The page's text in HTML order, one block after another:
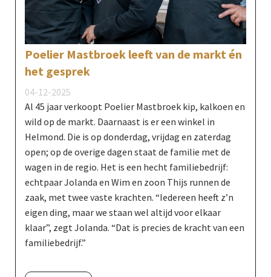
Poelier Mastbroek leeft van de markt én
het gesprek
04-12-2025
Al 45 jaar verkoopt Poelier Mastbroek kip, kalkoen en
wild op de markt. Daarnaast is er een winkel in
Helmond. Die is op donderdag, vrijdag en zaterdag
open; op de overige dagen staat de familie met de
wagen in de regio. Het is een hecht familiebedrijf:
echtpaar Jolanda en Wim en zoon Thijs runnen de
zaak, met twee vaste krachten. “Iedereen heeft z’n
eigen ding, maar we staan wel altijd voor elkaar
klaar”, zegt Jolanda. “Dat is precies de kracht van een
familiebedrijf.”